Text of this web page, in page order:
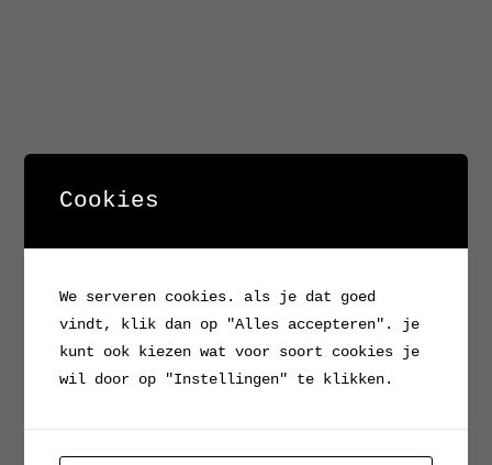
Cookies
We serveren cookies. als je dat goed
vindt, klik dan op "Alles accepteren". je
kunt ook kiezen wat voor soort cookies je
wil door op "Instellingen" te klikken.